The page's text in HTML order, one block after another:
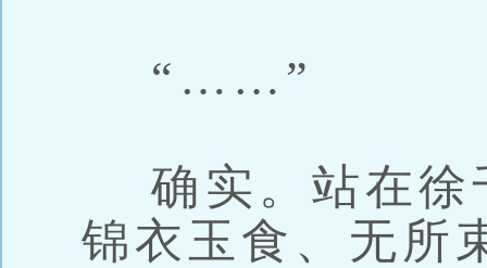
“……”
确实。站在徐
锦衣玉食、无所